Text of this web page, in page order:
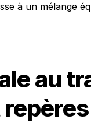
à un mélange
au